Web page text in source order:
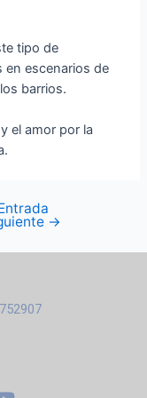
tipo de
en escenarios de
barrios.
el amor por la
→
Y